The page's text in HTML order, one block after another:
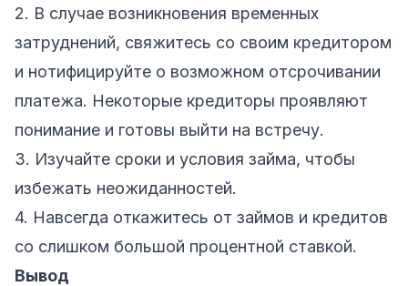
2. В случае возникновения временных
затруднений, свяжитесь со своим кредитором
и нотифицируйте о возможном отсрочивании
платежа. Некоторые кредиторы проявляют
понимание и готовы выйти на встречу.
3. Изучайте сроки и условия займа, чтобы
избежать неожиданностей.
4. Навсегда откажитесь от займов и кредитов
со слишком большой процентной ставкой.
Вывод